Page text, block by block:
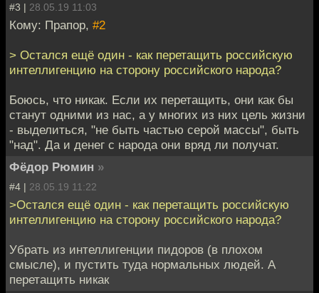
#3 | 28.05.19 11:03
Кому: Прапор, #2
> Остался ещё один - как перетащить российскую
интеллигенцию на сторону российского народа?
Боюсь, что никак. Если их перетащить, они как бы
станут одними из нас, а у многих из них цель жизни
- выделиться, "не быть частью серой массы", быть
"над". Да и денег с народа они вряд ли получат.
Фёдор Рюмин »
#4 | 28.05.19 11:22
>Остался ещё один - как перетащить российскую
интеллигенцию на сторону российского народа?
Убрать из интеллигенции пидоров (в плохом
смысле), и пустить туда нормальных людей. А
перетащить никак